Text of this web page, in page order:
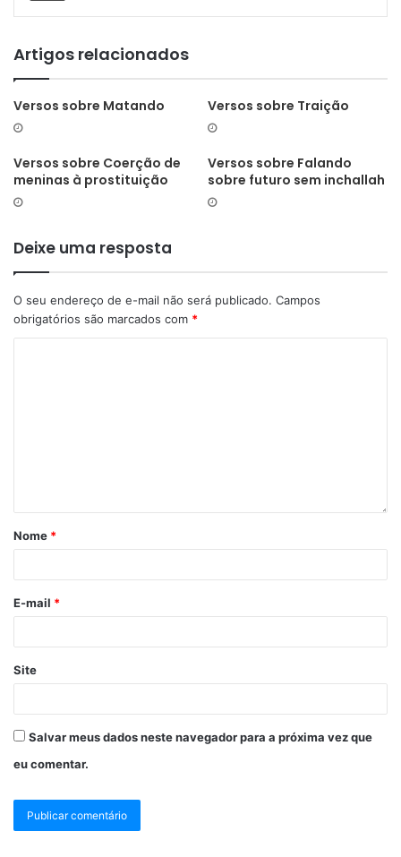
Artigos relacionados
Versos sobre Matando Versos sobre Traição
Versos sobre Coerção de
meninas à prostituição
Versos sobre Falando
sobre futuro sem inchallah
Deixe uma resposta
O seu endereço de e-mail não será publicado. Campos
obrigatórios são marcados com *
Nome *
E-mail *
Site
Salvar meus dados neste navegador para a próxima vez que
eu comentar.